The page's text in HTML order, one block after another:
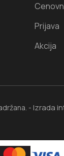
Prijava
Akcija
- Izrada